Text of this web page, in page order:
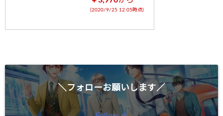
(2020/9/25 12:05時点)
＼フォローお願いします／